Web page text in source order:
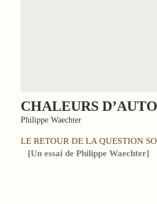
CHALEURS
Philippe Waechter
LE RETOUR DE LA QUESTION
[Un essai de Philippe Waechter]